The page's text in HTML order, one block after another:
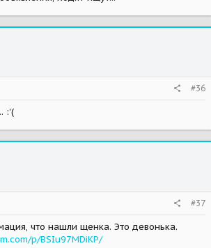
#36
:'(
#37
что нашли щенка. Это девонька.
p/BSIu97MDiKP/